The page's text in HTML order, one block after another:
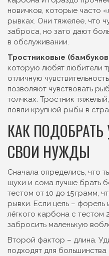
новичков, которые часто
рывках. Они тяжелее, что
заброса, но зато дают
в обслуживании.
Тростниковые
которую любят любители
отличную
позволяют чувствовать
толчках. Тростник
ловли крупной рыбы в
КАК
СВОИ НУЖДЫ
Сначала определись, что
щуки и сома лучше брать
тестом от 10 до 15 грамм,
рывки. Если цель – форель
лёгкого карбона с тестом
забросить маленькую
Второй фактор – длина.
подходят для